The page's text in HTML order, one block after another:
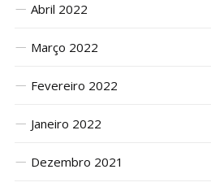
Abril 2022
Março 2022
Fevereiro 2022
Janeiro 2022
Dezembro 2021